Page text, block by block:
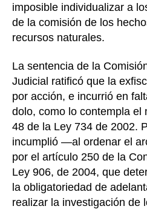
imposible individualizar a
de la comisión de los
recursos naturales.
La sentencia de la
Judicial ratificó que la
por acción, e incurrió en
dolo, como lo contempla el
48 de la Ley 734 de 2002.
incumplió —al ordenar el
por el artículo 250 de la
Ley 906, de 2004, que
la obligatoriedad de
realizar la investigación de